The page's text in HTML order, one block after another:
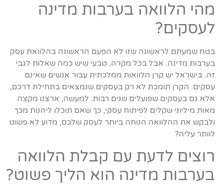
מהי הלוואה בערבות מדינה
לעסקים?
בטח שמעתם לראשונה שזו לא הפעם הראשונה בהלוואת עסק
בערבות מדינה. אבל בכל מקרה, טבעי שיש כמה שאלות לגבי
זה. בישראל יש קרן הלוואות ממלכתית עבור אנשים שאינם
עסקים. הקרן תומכת לא רק בעסקים שנמצאים בתחילת דרכם,
אלא גם בעסקים שפועלים שנים רבות. למעשה, ארצנו מקצה
מאות מיליוני שקלים לפיתוח עסקי, כך שאם תוכלו ליהנות מכך
ולבקש את ההלוואה הנוחה ביותר לעסק שלכם, מדוע לא פשוט
לוותר עליה?
רוצים לדעת עם קבלת הלוואה
בערבות מדינה הוא הליך פשוט?